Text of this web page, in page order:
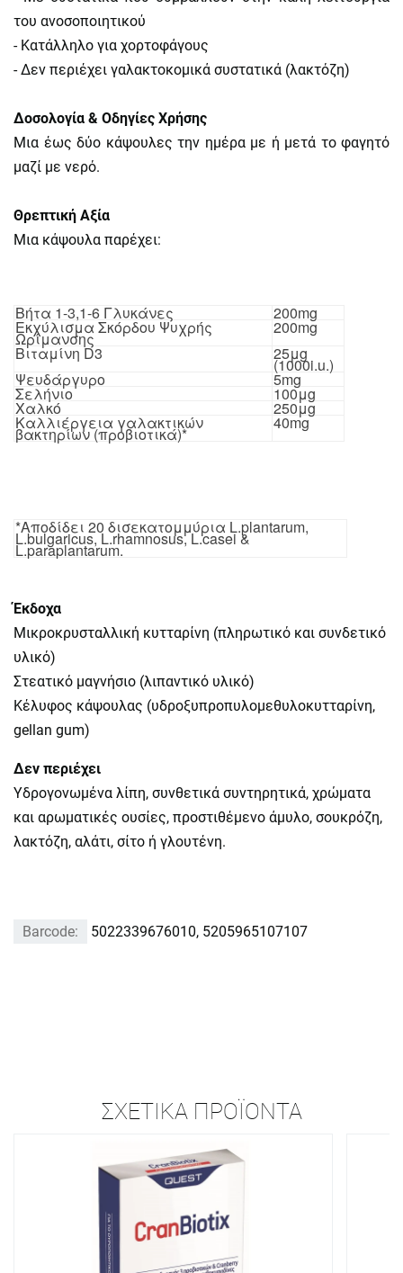
του ανοσοποιητικού
- Κατάλληλο για χορτοφάγους
- Δεν περιέχει γαλακτοκομικά συστατικά (λακτόζη)
Δοσολογία & Οδηγίες Χρήσης
Μια έως δύο κάψουλες την ημέρα με ή μετά το φαγητό
μαζί με νερό.
Θρεπτική Αξία
Μια κάψουλα παρέχει:
Βήτα 1-3,1-6 Γλυκάνες 200mg
Εκχύλισμα Σκόρδου Ψυχρής
Ωρίμανσης
200mg
Βιταμίνη D3
25μg
(1000i.u.)
Ψευδάργυρο 5mg
Σελήνιο 100μg
Χαλκό 250μg
Καλλιέργεια γαλακτικών
βακτηρίων (προβιοτικά)*
40mg
*Αποδίδει 20 δισεκατομμύρια L.plantarum,
L.bulgaricus, L.rhamnosus, L.casei &
L.paraplantarum.
Έκδοχα
Μικροκρυσταλλική κυτταρίνη (πληρωτικό και συνδετικό
υλικό)
Στεατικό μαγνήσιο (λιπαντικό υλικό)
Κέλυφος κάψουλας (υδροξυπροπυλομεθυλοκυτταρίνη,
gellan gum)
Δεν περιέχει
Υδρογονωμένα λίπη, συνθετικά συντηρητικά, χρώματα
και αρωματικές ουσίες, προστιθέμενο άμυλο, σουκρόζη,
λακτόζη, αλάτι, σίτο ή γλουτένη.
Barcode: 5022339676010, 5205965107107
ΣΧΕΤΙΚΆ ΠΡΟΪΌΝΤΑ